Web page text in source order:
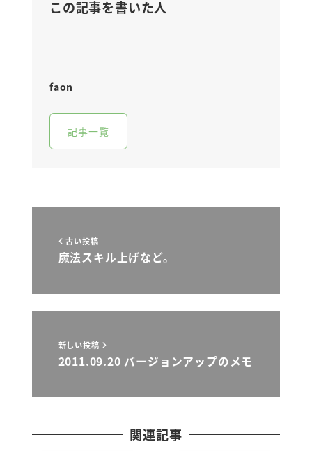
この記事を書いた人
faon
記事一覧
古い投稿
魔法スキル上げなど。
新しい投稿
2011.09.20 バージョンアップのメモ
関連記事